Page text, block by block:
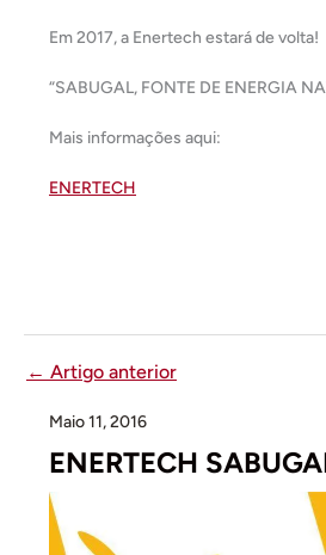
Em 2017, a Enertech estará de volta!
“SABUGAL, FONTE DE ENERGIA
Mais informações aqui:
ENERTECH
← Artigo anterior
Maio 11, 2016
ENERTECH